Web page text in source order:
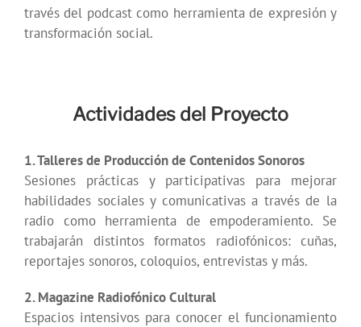
través del podcast como herramienta de expresión y
transformación social.
Actividades del Proyecto
1. Talleres de Producción de Contenidos Sonoros
Sesiones prácticas y participativas para mejorar
habilidades sociales y comunicativas a través de la
radio como herramienta de empoderamiento. Se
trabajarán distintos formatos radiofónicos: cuñas,
reportajes sonoros, coloquios, entrevistas y más.
2. Magazine Radiofónico Cultural
Espacios intensivos para conocer el funcionamiento